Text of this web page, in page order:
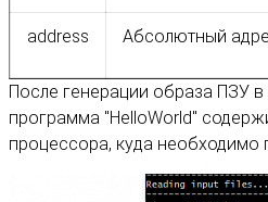
address Абсолютный
После генерации образа ПЗУ
программа "HelloWorld"
процессора, куда необходимо